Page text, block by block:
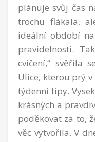
plánuje svůj čas
trochu flákala,
ideální období
pravidelnosti.
cvičení,“ svěřila
Ulice, kterou prý
týdenní tipy.
krásných a
poděkovat za to,
věc vytvořila. V